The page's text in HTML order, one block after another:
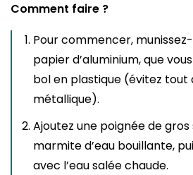
Comment faire ?
Pour commencer,
papier d’aluminium, que
bol en plastique (évitez
métallique).
Ajoutez une poignée de gros
marmite d’eau bouillante,
avec l’eau salée chaude.